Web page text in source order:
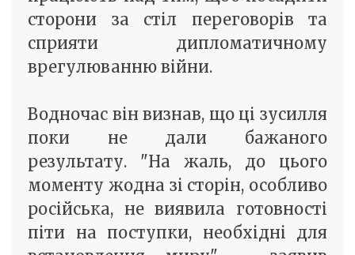
сторони за стіл переговорів та
сприяти дипломатичному
врегулюванню війни.
Водночас він визнав, що ці зусилля
поки не дали бажаного
результату. "На жаль, до цього
моменту жодна зі сторін, особливо
російська, не виявила готовності
піти на поступки, необхідні для